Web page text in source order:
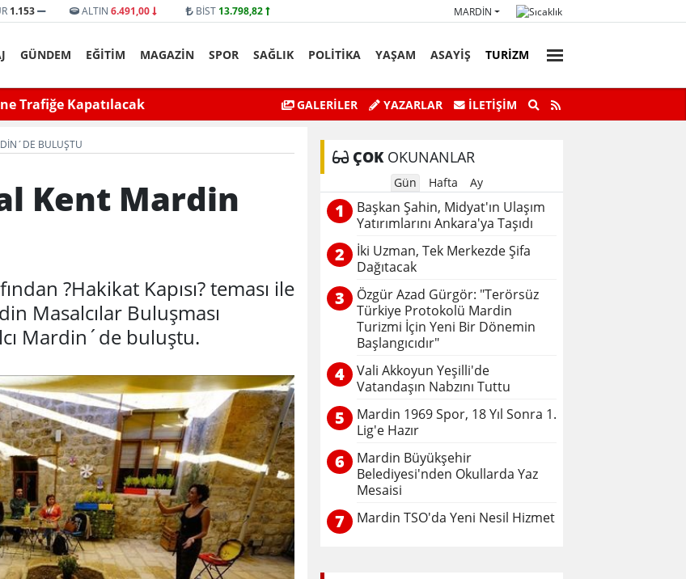
1.153 ALTIN 6.491,00 BİST 13.798,82 MARDIN
GÜNDEM EĞİTİM MAGAZİN SPOR SAĞLIK POLİTİKA YAŞAM ASAYİŞ TURİZM
bıçaklı kavga can aldı
Mardin’de Ceza İnfaz Personeli Günü’ne Özel Satranç
Turnuvası
GALERİLER YAZARLAR İLETIŞIM
BULUŞTU
Kent Mardin
?Hakikat Kapısı? teması ile
Masalcılar Buluşması
Mardin´de buluştu.
ÇOKOKUNANLAR
Gün Hafta Ay
1
Başkan Şahin, Midyat'ın Ulaşım
Yatırımlarını Ankara'ya Taşıdı
2
İki Uzman, Tek Merkezde Şifa
Dağıtacak
3
Özgür Azad Gürgör: "Terörsüz
Türkiye Protokolü Mardin
Turizmi İçin Yeni Bir Dönemin
Başlangıcıdır"
4
Vali Akkoyun Yeşilli'de
Vatandaşın Nabzını Tuttu
5
Mardin 1969 Spor, 18 Yıl Sonra 1.
Lig'e Hazır
6
Mardin Büyükşehir
Belediyesi'nden Okullarda Yaz
Mesaisi
7 Mardin TSO'da Yeni Nesil Hizmet